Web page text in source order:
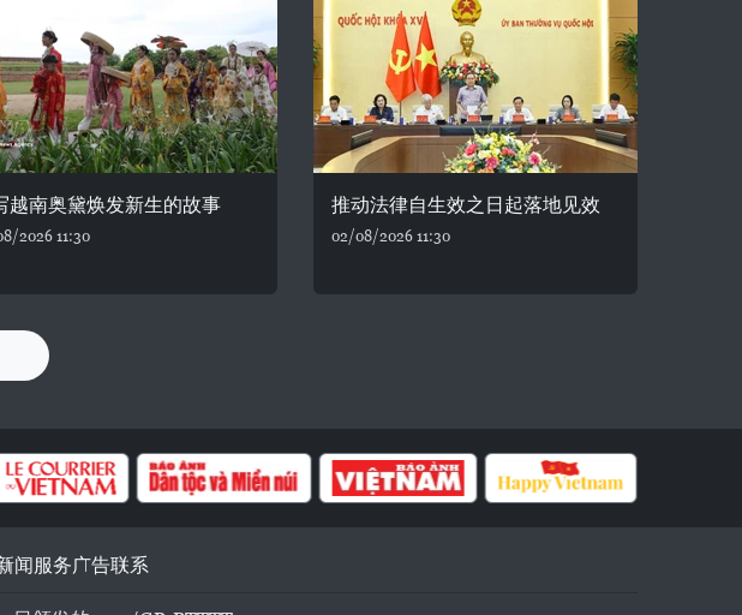
越南奥黛焕发新生的故事
2026 11:30
推动法律自生效之日起落地见效
02/08/2026 11:30
闻服务广告联系